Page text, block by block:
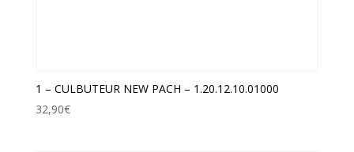
1 – CULBUTEUR NEW PACH – 1.20.12.10.01000
32,90€